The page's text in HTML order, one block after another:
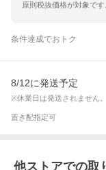
原則税抜価格が対象で
条件達成でおトク
8/12に発送予定
※休業日は発送されません。
置き配指定可
他ストアでの取